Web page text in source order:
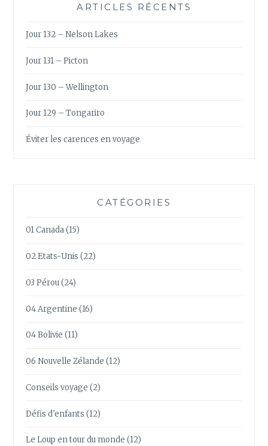
ARTICLES RÉCENTS
Jour 132 – Nelson Lakes
Jour 131 – Picton
Jour 130 – Wellington
Jour 129 – Tongariro
Éviter les carences en voyage
CATÉGORIES
01 Canada(15)
02 Etats-Unis (22)
03 Pérou(24)
04 Argentine (16)
04 Bolivie (11)
06 Nouvelle Zélande (12)
Conseils voyage (2)
Défis d'enfants (12)
Le Loup en tour du monde (12)